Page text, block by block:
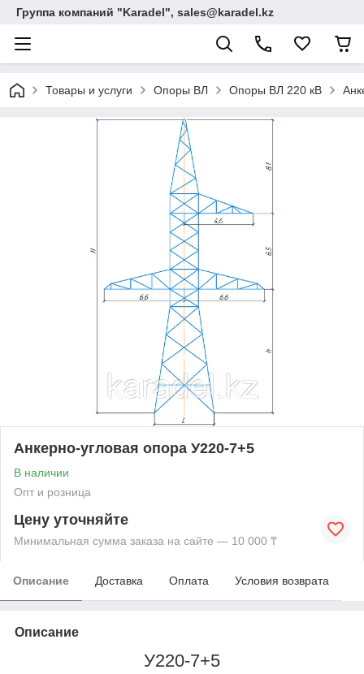
Группа компаний "Karadel", sales@karadel.kz
Товары и услуги Опоры ВЛ Опоры ВЛ 220 кВ
Анкерно-угловая опора У220-7+5
В наличии
Опт и розница
Цену уточняйте
Минимальная сумма заказа на сайте — 10 000 ₸
Описание Доставка Оплата Условия возврата
Описание
У220-7+5